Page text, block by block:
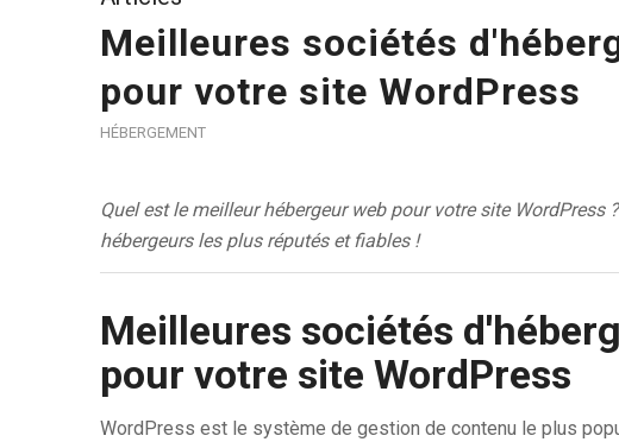
Meilleures sociétés
pour votre site WordPress
HÉBERGEMENT
Quel est le meilleur hébergeur web pour votre site
hébergeurs les plus réputés et fiables !
Meilleures sociétés
pour votre site WordPress
WordPress est le système de gestion de contenu le plus